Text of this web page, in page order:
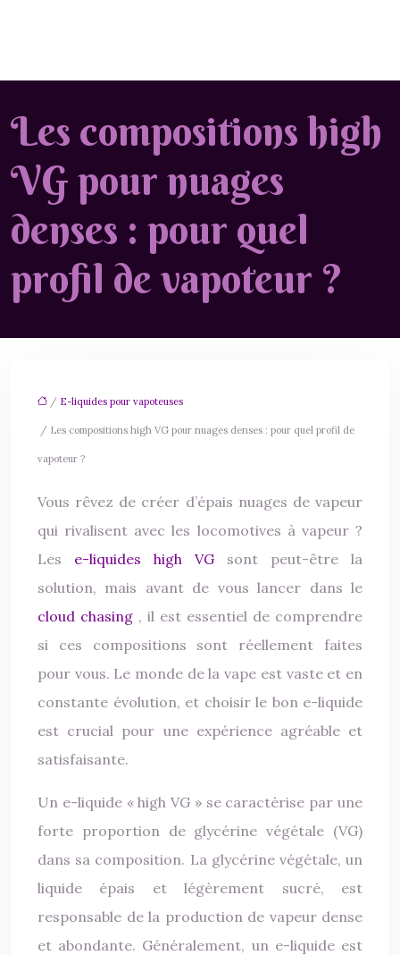
Les compositions high
VG pour nuages
denses : pour quel
profil de vapoteur ?
/ E-liquides pour vapoteuses
/ Les compositions high VG pour nuages denses : pour quel profil de
vapoteur ?
Vous rêvez de créer d’épais nuages de vapeur
qui rivalisent avec les locomotives à vapeur ?
Les e-liquides high VG sont peut-être la
solution, mais avant de vous lancer dans le
cloud chasing , il est essentiel de comprendre
si ces compositions sont réellement faites
pour vous. Le monde de la vape est vaste et en
constante évolution, et choisir le bon e-liquide
est crucial pour une expérience agréable et
satisfaisante.
Un e-liquide « high VG » se caractérise par une
forte proportion de glycérine végétale (VG)
dans sa composition. La glycérine végétale, un
liquide épais et légèrement sucré, est
responsable de la production de vapeur dense
et abondante. Généralement, un e-liquide est